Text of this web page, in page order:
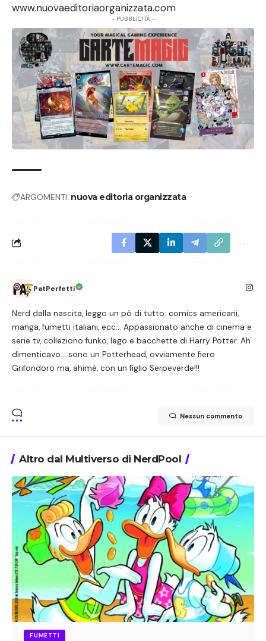
www.nuovaeditoriaorganizzata.com
- PUBBLICITÀ -
ARGOMENTI: nuova editoria organizzata
PatPerfetti
Nerd dalla nascita, leggo un pò di tutto: comics americani,
manga, fumetti italiani, ecc... Appassionato anche di cinema e
serie tv, colleziono funko, lego e bacchette di Harry Potter. Ah
dimenticavo... sono un Potterhead, ovviamente fiero
Grifondoro ma, ahimè, con un figlio Serpeverde!!!
Nessun commento
Altro dal Multiverso di NerdPool
FUMETTI